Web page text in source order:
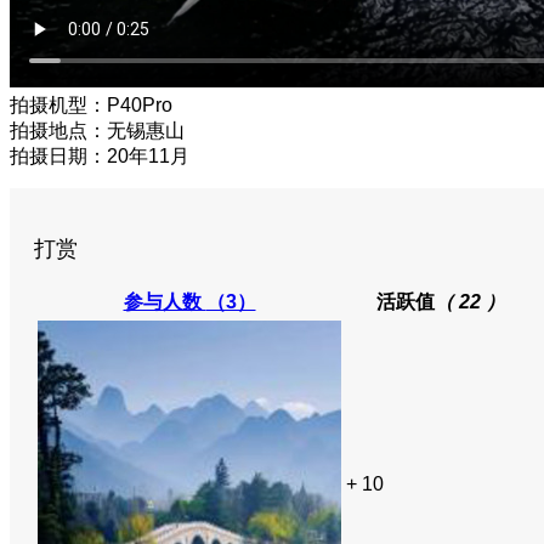
拍摄机型：P40Pro
拍摄地点：无锡惠山
拍摄日期：20年11月
打赏
参与人数 （3） 活跃值（ 22 ）
+ 10